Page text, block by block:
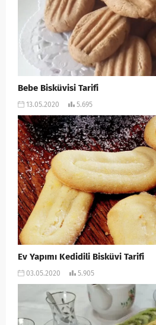
Bebe Bisküvisi Tarifi
13.05.2020 5.695
Ev Yapımı Kedidili Bisküvi Tarifi
03.05.2020 5.905